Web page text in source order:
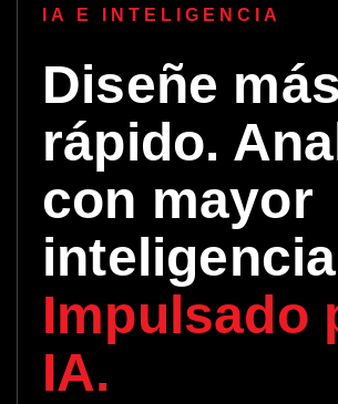
IA E INTELIGENCIA
Diseñe más
rápido.
con mayor
Impulsado
IA.